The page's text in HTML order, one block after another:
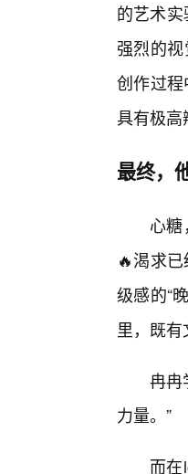
的艺术
强烈的
创作过
具有极高
最终，
心
🔥渴求
级感的“
里，既
冉冉
力量。”
而